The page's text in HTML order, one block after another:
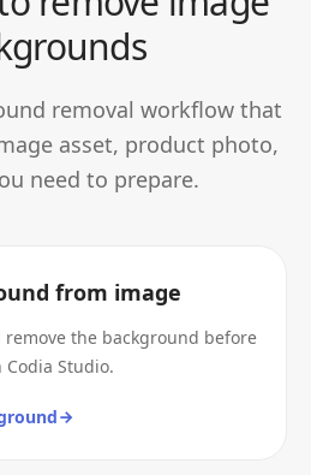
removal workflow that
asset, product photo,
need to prepare.
from image
the background before
Studio.